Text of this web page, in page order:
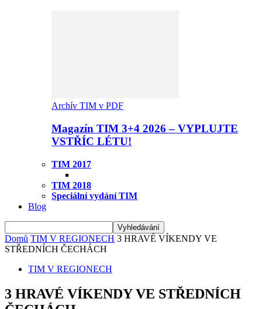
Archív TIM v PDF
Magazín TIM 3+4 2026 – VYPLUJTE
VSTŘÍC LÉTU!
TIM 2017
TIM 2018
Speciální vydání TIM
Blog
Domů TIM V REGIONECH 3 HRAVÉ VÍKENDY VE
STŘEDNÍCH ČECHÁCH
TIM V REGIONECH
3 HRAVÉ VÍKENDY VE STŘEDNÍCH